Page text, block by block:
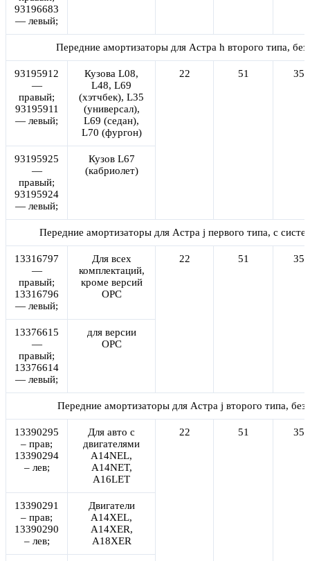
93196683
— левый;
Передние амортизаторы для Астра h второго типа, без
93195912
—
правый;
93195911
— левый;
Кузова L08,
L48, L69
(хэтчбек), L35
(универсал),
L69 (седан),
L70 (фургон)
22 51 355
93195925
—
правый;
93195924
— левый;
Кузов L67
(кабриолет)
Передние амортизаторы для Астра j первого типа, с
13316797
—
правый;
13316796
— левый;
Для всех
комплектаций,
кроме версий
OPC
22 51 355
13376615
—
правый;
13376614
— левый;
для версии
OPC
Передние амортизаторы для Астра j второго типа, без
13390295
– прав;
13390294
– лев;
Для авто с
двигателями
A14NEL,
A14NET,
A16LET
22 51 355
13390291
– прав;
13390290
– лев;
Двигатели
A14XEL,
A14XER,
A18XER